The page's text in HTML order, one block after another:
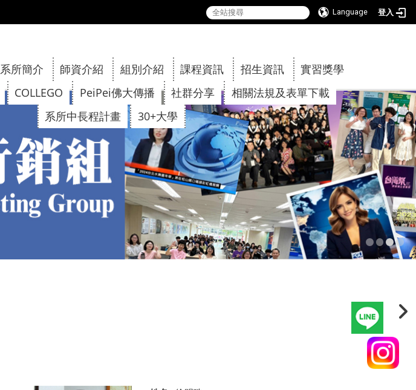
Language 登入
:::
系所簡介 師資介紹 組別介紹 課程資訊 招生資訊
實習獎學
COLLEGO PeiPei佛大傳播 社群分享
相關法規及表單下載
系所中長程計畫
30+大學